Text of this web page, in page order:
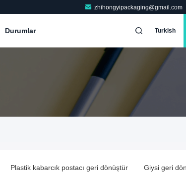
zhihongyipackaging@gmail.com
Durumlar Turkish
Plastik kabarcık postacı geri dönüştür Giysi geri